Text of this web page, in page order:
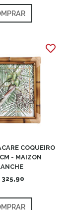
COQUEIRO
- MAIZON
325,90